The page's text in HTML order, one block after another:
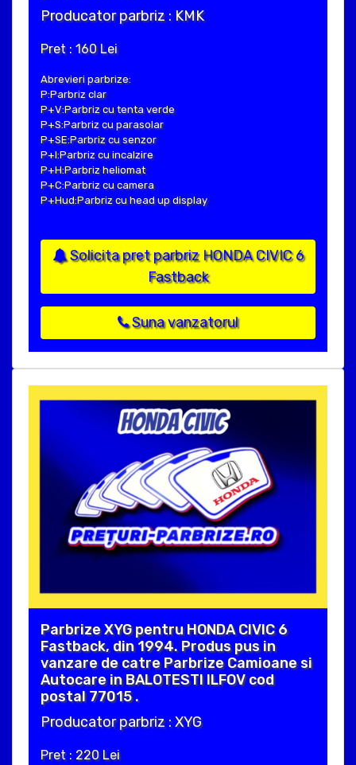
Producator parbriz : KMK
Pret : 160 Lei
Abrevieri parbrize:
P:Parbriz clar
P+V:Parbriz cu tenta verde
P+S:Parbriz cu parasolar
P+SE:Parbriz cu senzor
P+I:Parbriz cu incalzire
P+H:Parbriz heliomat
P+C:Parbriz cu camera
P+Hud:Parbriz cu head up display
Solicita pret parbriz HONDA CIVIC 6
Fastback
Suna vanzatorul
Parbrize XYG pentru HONDA CIVIC 6
Fastback, din 1994. Produs pus in
vanzare de catre Parbrize Camioane si
Autocare in BALOTESTI ILFOV cod
postal 77015 .
Producator parbriz : XYG
Pret : 220 Lei